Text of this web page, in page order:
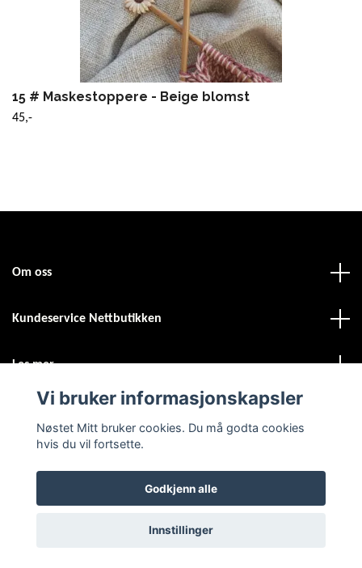
15 # Maskestoppere - Beige blomst
45,-
Om oss
Kundeservice Nettbutikken
Les mer
© 2026 Nøstet MittPowered by Quickbutik
Vi bruker informasjonskapsler
Nøstet Mitt bruker cookies. Du må godta cookies
hvis du vil fortsette.
Godkjenn alle
Innstillinger